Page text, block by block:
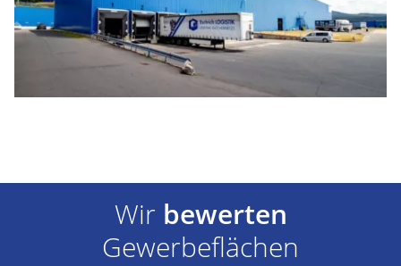
Wir bewerten
Gewerbeflächen